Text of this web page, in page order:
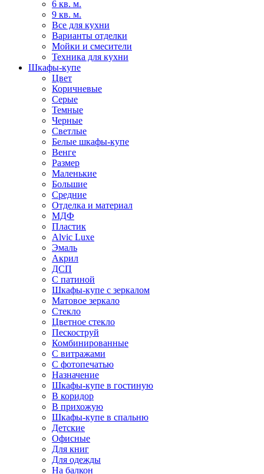
6 кв. м.
9 кв. м.
Все для кухни
Варианты отделки
Мойки и смесители
Техника для кухни
Шкафы-купе
Цвет
Коричневые
Серые
Темные
Черные
Светлые
Белые шкафы-купе
Венге
Размер
Маленькие
Большие
Средние
Отделка и материал
МДФ
Пластик
Alvic Luxe
Эмаль
Акрил
ДСП
С патиной
Шкафы-купе с зеркалом
Матовое зеркало
Стекло
Цветное стекло
Пескоструй
Комбинированные
С витражами
С фотопечатью
Назначение
Шкафы-купе в гостиную
В коридор
В прихожую
Шкафы-купе в спальню
Детские
Офисные
Для книг
Для одежды
На балкон